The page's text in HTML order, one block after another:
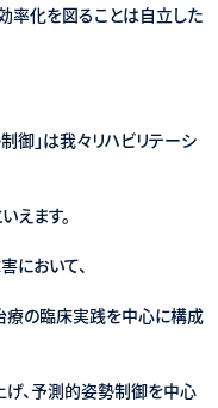
率化を図ることは自立した
御」は我々リハビリテーシ
えます。
において、
の臨床実践を中心に構成
、予測的姿勢制御を中心